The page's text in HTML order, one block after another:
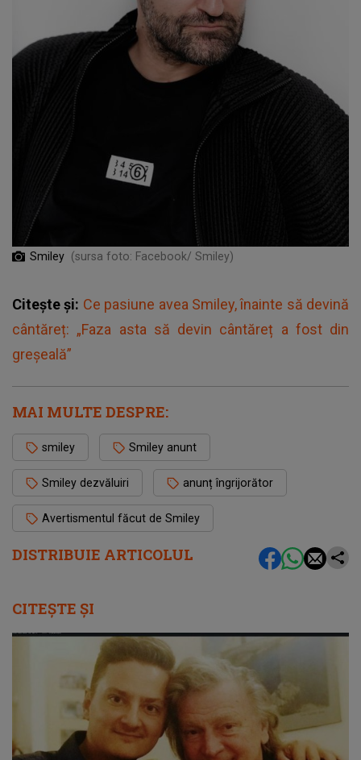
DISTRIBUIE ARTICOLUL
Smiley (sursa foto: Facebook/ Smiley)
Citește și: Ce pasiune avea Smiley, înainte să devină
cântăreț: „Faza asta să devin cântăreț a fost din
greșeală”
MAI MULTE DESPRE:
smiley Smiley anunt
Smiley dezvăluiri anunț îngrijorător
Avertismentul făcut de Smiley
CITEȘTE ȘI